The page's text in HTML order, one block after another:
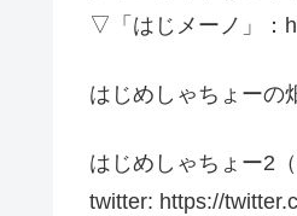
▽「はじメーノ」：
はじめしゃちょーの
はじめしゃちょー2
twitter: https://